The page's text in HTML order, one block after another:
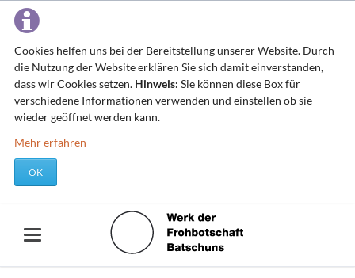
Cookies helfen uns bei der Bereitstellung unserer Website. Durch
die Nutzung der Website erklären Sie sich damit einverstanden,
dass wir Cookies setzen. Hinweis: Sie können diese Box für
verschiedene Informationen verwenden und einstellen ob sie
wieder geöffnet werden kann.
Mehr erfahren
OK